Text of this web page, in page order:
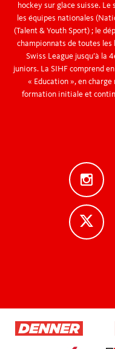
hockey sur glace suisse.
les équipes nationales
(Talent & Youth Sport) ; le
championnats de toutes les
Swiss League jusqu’à la
juniors. La SIHF comprend
« Education », en
formation initiale et